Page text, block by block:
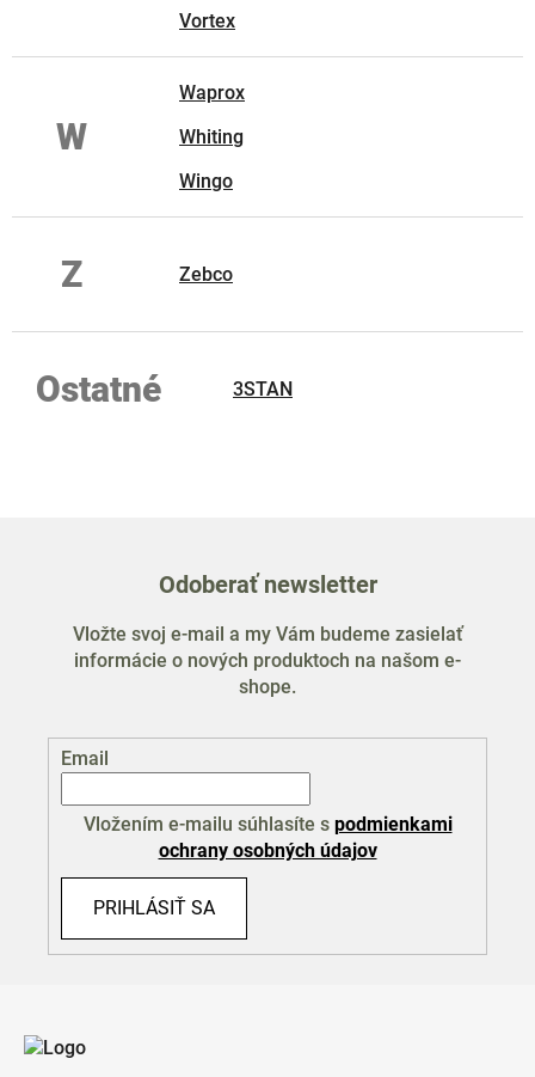
Vortex
W
Waprox
Whiting
Wingo
Z Zebco
Ostatné 3STAN
Odoberať newsletter
Vložte svoj e-mail a my Vám budeme zasielať
informácie o nových produktoch na našom e-
shope.
Email
Vložením e-mailu súhlasíte s podmienkami
ochrany osobných údajov
PRIHLÁSIŤ SA